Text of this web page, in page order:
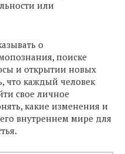
или
о
поиске
и открытии новых
что каждый человек
свое личное
какие изменения и
внутреннем мире для